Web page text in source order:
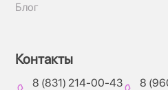
Блог
Контакты
8 (831) 214-00-43 8